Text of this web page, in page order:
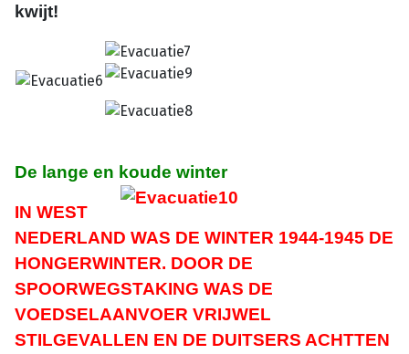
kwijt!
De lange en koude winter
IN WEST
NEDERLAND WAS DE WINTER 1944-1945 DE
HONGERWINTER. DOOR DE
SPOORWEGSTAKING WAS DE
VOEDSELAANVOER VRIJWEL
STILGEVALLEN EN DE DUITSERS ACHTTEN